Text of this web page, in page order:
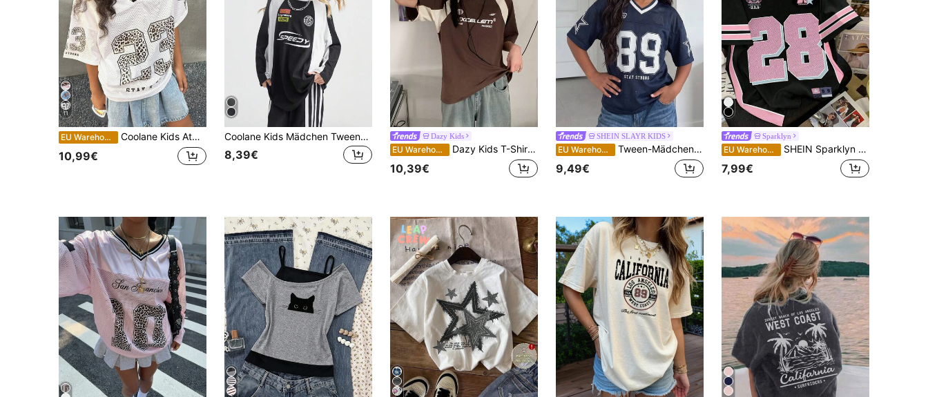
11
EU Warehouse Coolane Kids Atmungsaktives T-Shirt mit Leopardenmuster und Zahlengrafik für Tween-Mädchen
10,99€
Coolane Kids Mädchen Tweens Herbst Preppy Streetwear Sportbekleidung Blockcore Oversized Fußball T-Shirt für den Schulanfang
8,39€
Dazy Kids
EU Warehouse Dazy Kids T-Shirt für Tween Mädchen, Herbst
10,39€
SHEIN SLAYR KIDS
EU Warehouse Tween-Mädchen Sport Jersey Top, Farbblockdesign mit Zahlen- und Textdruck, V-Ausschnitt Kurzarm, geeignet für Sportveranstaltungen, Frühling/Sommer
9,49€
Sparklyn
EU Warehouse SHEIN Sparklyn Mädchen Tech Jugend Farbblock Numerik 28 Muster Sport T-Shirt, Rosa und Schwarz Sommer Lässig Schule Schulanfang Jungen T-Shirt Jersey für Teenager Tween Mädchen
7,99€